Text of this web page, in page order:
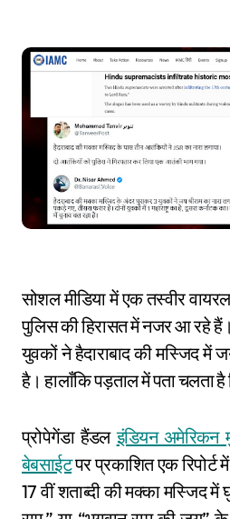
सोशल मीडिया में एक तस्वीर
पुलिस की हिरासत में नजर आ रहे
युवकों ने हैदाराबाद की मस्जिद में
है। हालाँकि पड़ताल में पता चलता है
प्रोपेगेंडा हैंडलइंडियन अमेरिकन
बेबसाईटपर प्रकाशित एक रिपोर्ट
17 वीं शताब्दी की मक्का मस्जिद